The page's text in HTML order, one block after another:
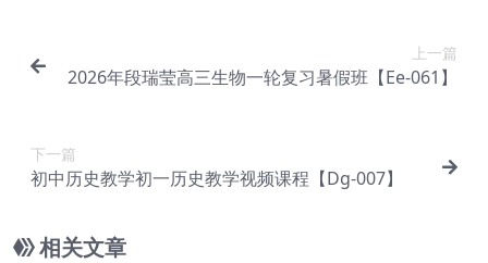
上一篇
2026年段瑞莹高三生物一轮复习暑假班【Ee-061】
下一篇
初中历史教学初一历史教学视频课程【Dg-007】
相关文章